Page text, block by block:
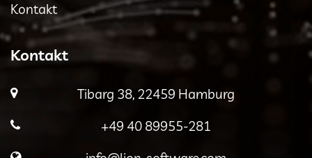
Kontakt
Kontakt
Tibarg 38, 22459 Hamburg
+49 40 89955-281